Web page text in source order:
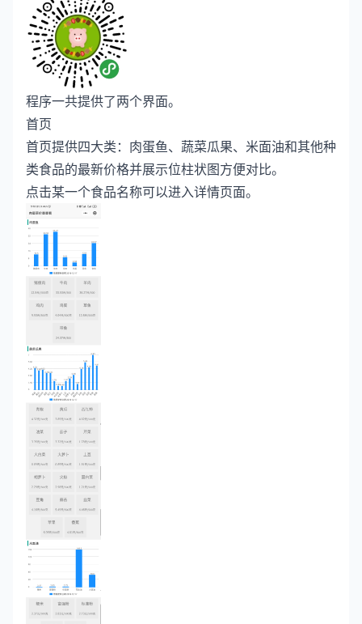
程序一共提供了两个界面。
首页
首页提供四大类：肉蛋鱼、蔬菜瓜果、米面油和其他种
类食品的最新价格并展示位柱状图方便对比。
点击某一个食品名称可以进入详情页面。